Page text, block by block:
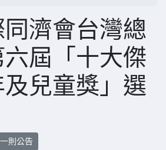
濟會台灣總
屆「十大傑
兒童獎」選
則公告